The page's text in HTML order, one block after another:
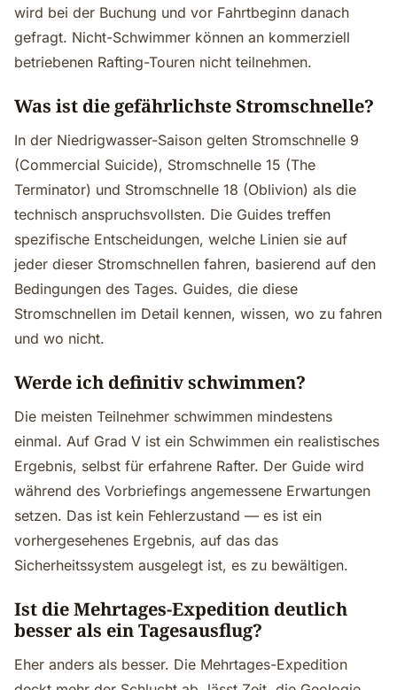
wird bei der Buchung und vor Fahrtbeginn danach
gefragt. Nicht-Schwimmer können an kommerziell
betriebenen Rafting-Touren nicht teilnehmen.
Was ist die gefährlichste Stromschnelle?
In der Niedrigwasser-Saison gelten Stromschnelle 9
(Commercial Suicide), Stromschnelle 15 (The
Terminator) und Stromschnelle 18 (Oblivion) als die
technisch anspruchsvollsten. Die Guides treffen
spezifische Entscheidungen, welche Linien sie auf
jeder dieser Stromschnellen fahren, basierend auf den
Bedingungen des Tages. Guides, die diese
Stromschnellen im Detail kennen, wissen, wo zu fahren
und wo nicht.
Werde ich definitiv schwimmen?
Die meisten Teilnehmer schwimmen mindestens
einmal. Auf Grad V ist ein Schwimmen ein realistisches
Ergebnis, selbst für erfahrene Rafter. Der Guide wird
während des Vorbriefings angemessene Erwartungen
setzen. Das ist kein Fehlerzustand — es ist ein
vorhergesehenes Ergebnis, auf das das
Sicherheitssystem ausgelegt ist, es zu bewältigen.
Ist die Mehrtages-Expedition deutlich
besser als ein Tagesausflug?
Eher anders als besser. Die Mehrtages-Expedition